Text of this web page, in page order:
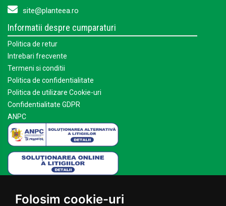
Folosim cookie-uri
site@planteea.ro
Informatii despre cumparaturi
Politica de retur
Intrebari frecvente
Termeni si conditii
Politica de confidentialitate
Politica de utilizare Cookie-uri
Confidentialitate GDPR
ANPC
Acasa